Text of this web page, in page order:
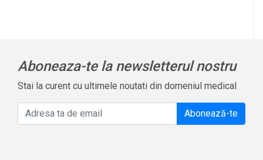
Aboneaza-te la newsletterul nostru
Stai la curent cu ultimele noutati din domeniul medical
Abonează-te